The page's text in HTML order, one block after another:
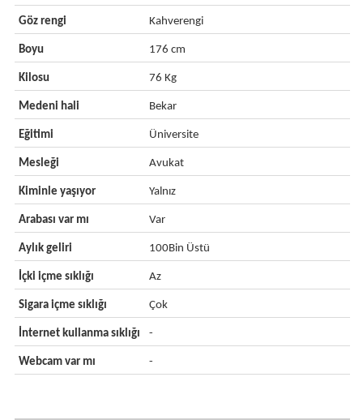
Göz rengi Kahverengi
Boyu 176 cm
Kilosu 76 Kg
Medeni hali Bekar
Eğitimi Üniversite
Mesleği Avukat
Kiminle yaşıyor Yalnız
Arabası var mı Var
Aylık geliri 100Bin Üstü
İçki içme sıklığı Az
Sigara içme sıklığı Çok
İnternet kullanma sıklığı -
Webcam var mı -